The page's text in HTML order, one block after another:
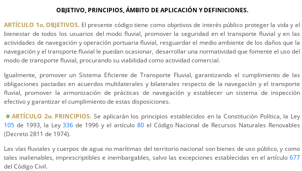
OBJETIVO, PRINCIPIOS, ÁMBITO DE APLICACIÓN Y DEFINICIONES.
ARTÍCULO 1o. OBJETIVOS. El presente código tiene como objetivos de interés público proteger la vida y el
bienestar de todos los usuarios del modo fluvial, promover la seguridad en el transporte fluvial y en las
actividades de navegación y operación portuaria fluvial, resguardar el medio ambiente de los daños que la
navegación y el transporte fluvial le puedan ocasionar, desarrollar una normatividad que fomente el uso del
modo de transporte fluvial, procurando su viabilidad como actividad comercial.
Igualmente, promover un Sistema Eficiente de Transporte Fluvial, garantizando el cumplimiento de las
obligaciones pactadas en acuerdos multilaterales y bilaterales respecto de la navegación y el transporte
fluvial, promover la armonización de prácticas de navegación y establecer un sistema de inspección
efectivo y garantizar el cumplimiento de estas disposiciones.
ARTÍCULO 2o. PRINCIPIOS. Se aplicarán los principios establecidos en la Constitución Política, la Ley
105 de 1993, la Ley336 de 1996 y el artículo 80el Código Nacional de Recursos Naturales Renovables
(Decreto 2811 de 1974).
Las vías fluviales y cuerpos de agua no marítimas del territorio nacional son bienes de uso público, y como
tales inalienables, imprescriptibles e inembargables, salvo las excepciones establecidas en el artículo 677
del Código Civil.